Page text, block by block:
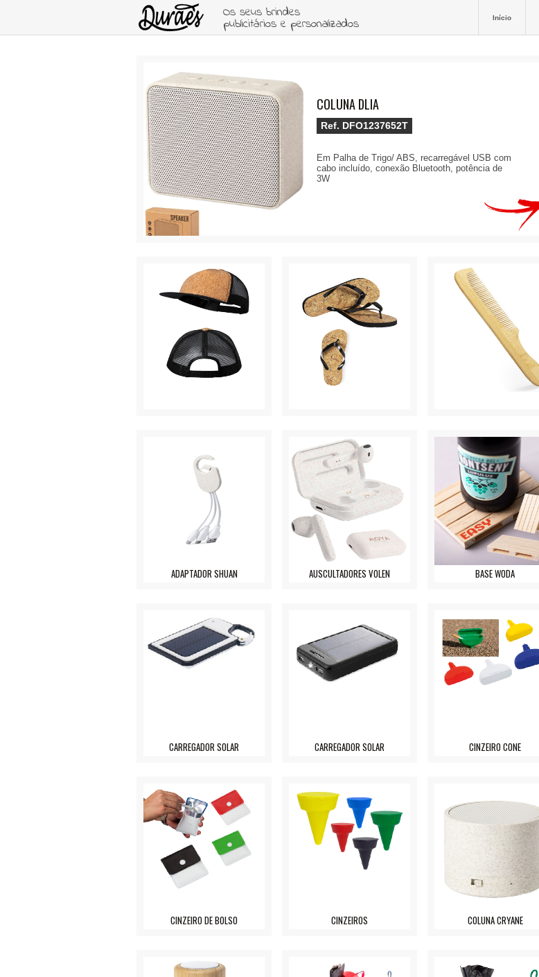
Os seus brindes
publicitários e personalizados Início
COLUNA DLIA
Em Palha de Trigo/ ABS, recarregável USB com
cabo incluído, conexão Bluetooth, potência de
3W
Ref. DFO1237652T
ADAPTADOR SHUAN AUSCULTADORES VOLEN BASE WODA
CARREGADOR SOLAR CARREGADOR SOLAR CINZEIRO CONE
CINZEIRO DE BOLSO CINZEIROS COLUNA CRYANE